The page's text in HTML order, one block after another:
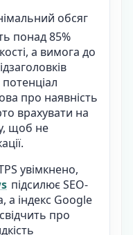
обсяг
понад 85%
а вимога до
про наявність
врахувати на
щоб не
увімкнено,
підсилює SEO-
індекс Google
про